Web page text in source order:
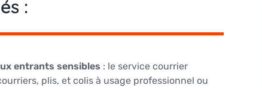
:
entrants sensibles : le service courrier
plis, et colis à usage professionnel ou